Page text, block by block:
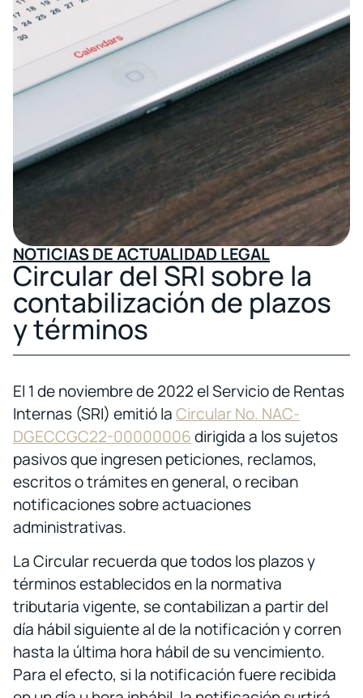
NOTICIAS DE ACTUALIDAD LEGAL
Circular del SRI sobre la
contabilización de plazos
y términos
El 1 de noviembre de 2022 el Servicio de Rentas
Internas (SRI) emitió laCircular No. NAC-
DGECCGC22-00000006dirigida a los sujetos
pasivos que ingresen peticiones, reclamos,
escritos o trámites en general, o reciban
notificaciones sobre actuaciones
administrativas.
La Circular recuerda que todos los plazos y
términos establecidos en la normativa
tributaria vigente, se contabilizan a partir del
día hábil siguiente al de la notificación y corren
hasta la última hora hábil de su vencimiento.
Para el efecto, si la notificación fuere recibida